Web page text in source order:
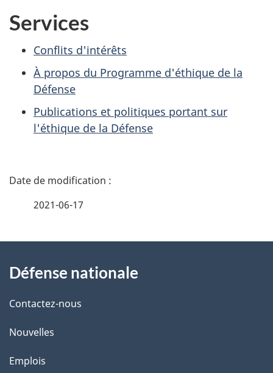
Services
Conflits d'intérêts
À propos du Programme d'éthique de la
Défense
Publications et politiques portant sur
l'éthique de la Défense
D
i
l
s
d
2021-06-17
propos
de
ce
site
Défense nationale
Contactez-nous
Nouvelles
Emplois